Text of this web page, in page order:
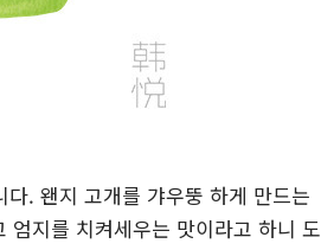
. 왠지 고개를 갸우뚱 하게 만드는
지를 치켜세우는 맛이라고 하니 도